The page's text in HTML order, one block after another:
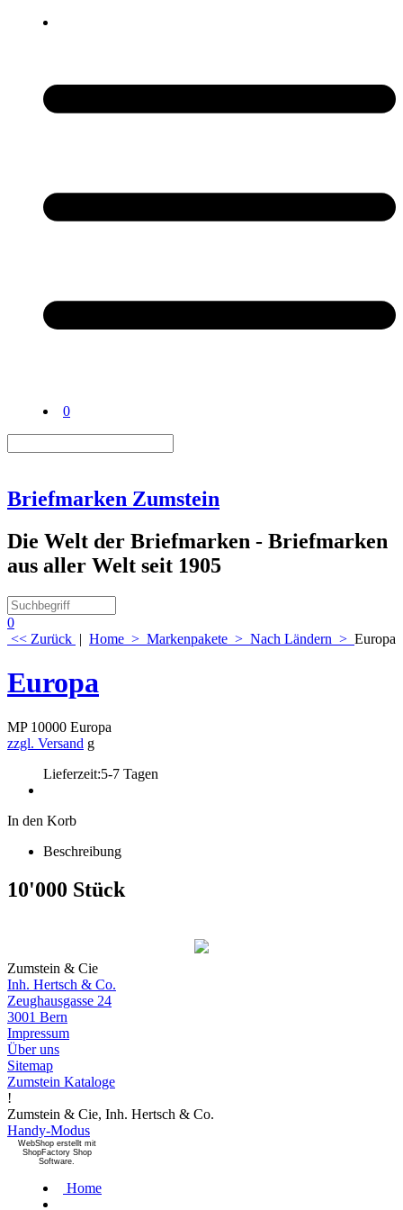
0
Briefmarken Zumstein
Die Welt der Briefmarken - Briefmarken
aus aller Welt seit 1905
0
<< Zurück | Home > Markenpakete > Nach Ländern > Europa
Europa
MP 10000 Europa
zzgl. Versand g
Lieferzeit:5-7 Tagen
In den Korb
Beschreibung
10'000 Stück
Zumstein & Cie
Inh. Hertsch & Co.
Zeughausgasse 24
3001 Bern
Impressum
Über uns
Sitemap
Zumstein Kataloge
!
Zumstein & Cie, Inh. Hertsch & Co.
Handy-Modus
WebShop erstellt mit
ShopFactory Shop
Software.
Home